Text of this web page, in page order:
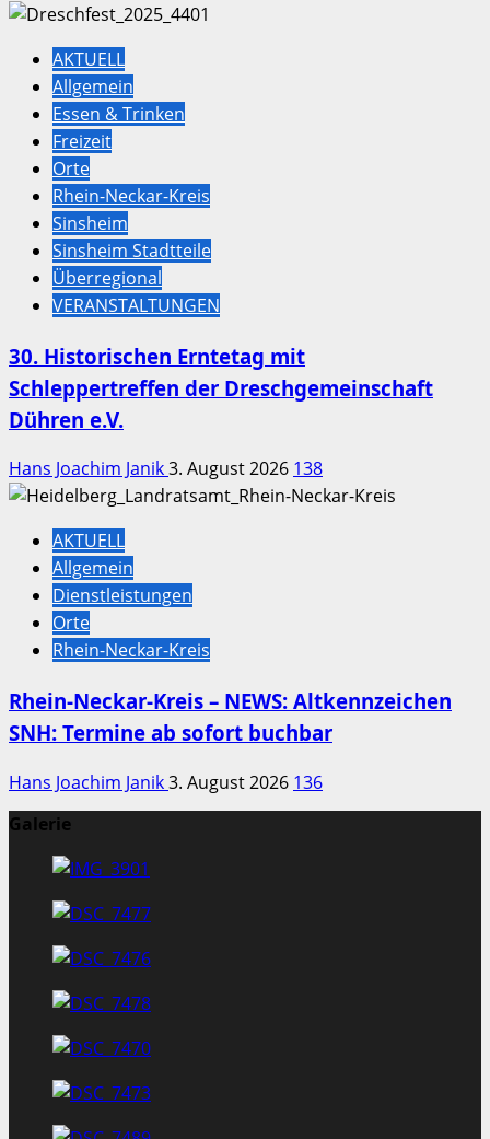
AKTUELL
Allgemein
Essen & Trinken
Freizeit
Orte
Rhein-Neckar-Kreis
Sinsheim
Sinsheim Stadtteile
Überregional
VERANSTALTUNGEN
30. Historischen Erntetag mit
Schleppertreffen der Dreschgemeinschaft
Dühren e.V.
Hans Joachim Janik3. August 2026 138
AKTUELL
Allgemein
Dienstleistungen
Orte
Rhein-Neckar-Kreis
Rhein-Neckar-Kreis – NEWS: Altkennzeichen
SNH: Termine ab sofort buchbar
Hans Joachim Janik3. August 2026 136
Galerie